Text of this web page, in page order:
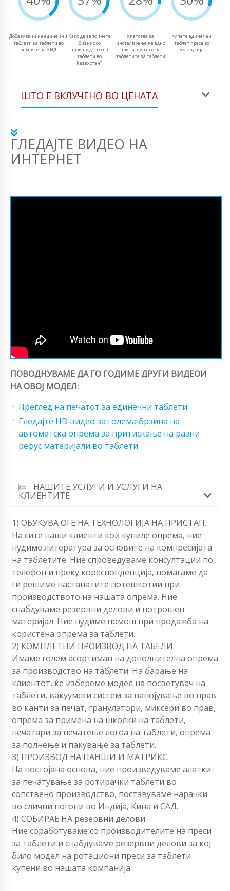
Добавувачи на единечни
таблети за таблети во
земјите на ЗНД
Како да започнете
бизнис со
производство на
таблети во
Казахстан?
Упатства за
инсталирање на едно
притиснување на
таблетите за таблети
Купете единечен
таблет преса во
Белорусија
ШТО Е ВКЛУЧЕНО ВО ЦЕНАТА
ГЛЕДАЈТЕ ВИДЕО НА
ИНТЕРНЕТ
ПОВОДНУВАМЕ ДА ГО ГОДИМЕ ДРУГИ ВИДЕОИ
НА ОВОЈ МОДЕЛ:
Преглед на печатот за единечни таблети
Гледајте HD видео за голема брзина на
автоматска опрема за притискање на разни
рефус материјали во таблети
НАШИТЕ УСЛУГИ И УСЛУГИ НА
КЛИЕНТИТЕ
1) ОБУКУВА OFЕ НА ТЕХНОЛОГИЈА НА ПРИСТАП.
На сите наши клиенти кои купиле опрема, ние
нудиме литература за основите на компресијата
на таблетите. Ние спроведуваме консултации по
телефон и преку кореспонденција, помагаме да
ги решиме настанатите потешкотии при
производството на нашата опрема. Ние
снабдуваме резервни делови и потрошен
материјал. Ние нудиме помош при продажба на
користена опрема за таблети.
2) КОМПЛЕТНИ ПРОИЗВОД НА ТАБЕЛИ.
Имаме голем асортиман на дополнителна опрема
за производство на таблети. На барање на
клиентот, ќе избереме модел на посветувач на
таблети, вакуумски систем за напојување во прав
во канти за печат, гранулатори, миксери во прав,
опрема за примена на школки на таблети,
печатари за печатење логоа на таблети, опрема
за полнење и пакување за таблети.
3) ПРОИЗВОД НА ПАНШИ И МАТРИКС.
На постојана основа, ние произведуваме алатки
за печатување за ротирачки таблети во
сопствено производство, поставуваме нарачки
во слични погони во Индија, Кина и САД.
4) СОБИРАЕ НА резервни делови
Ние соработуваме со производителите на преси
за таблети и снабдуваме резервни делови за кој
било модел на ротациони преси за таблети
купени во нашата компанија.